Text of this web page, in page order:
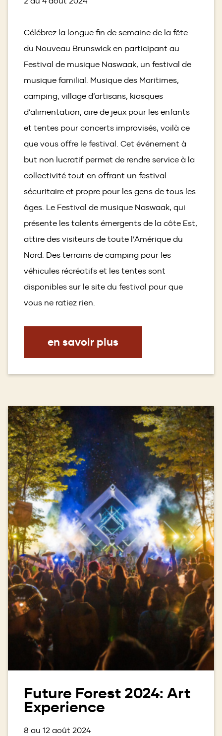
Célébrez la longue fin de semaine de la fête
du Nouveau Brunswick en participant au
Festival de musique Naswaak, un festival de
musique familial. Musique des Maritimes,
camping, village d’artisans, kiosques
d’alimentation, aire de jeux pour les enfants
et tentes pour concerts improvisés, voilà ce
que vous offre le festival. Cet événement à
but non lucratif permet de rendre service à la
collectivité tout en offrant un festival
sécuritaire et propre pour les gens de tous les
âges. Le Festival de musique Naswaak, qui
présente les talents émergents de la côte Est,
attire des visiteurs de toute l’Amérique du
Nord. Des terrains de camping pour les
véhicules récréatifs et les tentes sont
disponibles sur le site du festival pour que
vous ne ratiez rien.
en savoir plus
Future Forest 2024: Art
Experience
8 au 12 août 2024